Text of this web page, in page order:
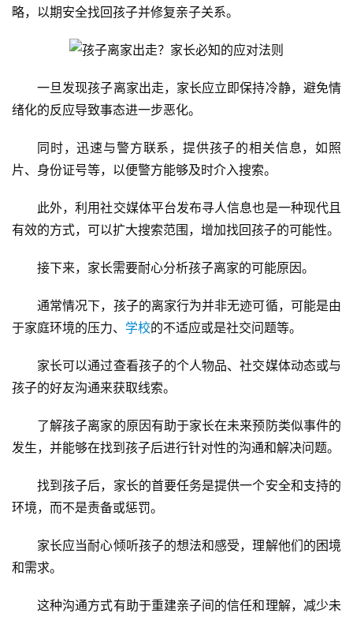
于
力
略，以期安全找回孩子并修复亲子关系。
一旦发现孩子离家出走，家长应立即保持冷静，避免情
绪化的反应导致事态进一步恶化。
同时，迅速与警方联系，提供孩子的相关信息，如照
片、身份证号等，以便警方能够及时介入搜索。
此外，利用社交媒体平台发布寻人信息也是一种现代且
有效的方式，可以扩大搜索范围，增加找回孩子的可能性。
接下来，家长需要耐心分析孩子离家的可能原因。
通常情况下，孩子的离家行为并非无迹可循，可能是由
于家庭环境的压力、 学校的不适应或是社交问题等。
家长可以通过查看孩子的个人物品、社交媒体动态或与
孩子的好友沟通来获取线索。
了解孩子离家的原因有助于家长在未来预防类似事件的
发生，并能够在找到孩子后进行针对性的沟通和解决问题。
找到孩子后，家长的首要任务是提供一个安全和支持的
环境，而不是责备或惩罚。
家长应当耐心倾听孩子的想法和感受，理解他们的困境
和需求。
这种沟通方式有助于重建亲子间的信任和理解，减少未